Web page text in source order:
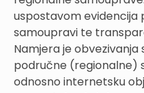
uspostavom evidencija
samoupravi te
Namjera je obvezivanja
područne (regionalne)
odnosno internetsku